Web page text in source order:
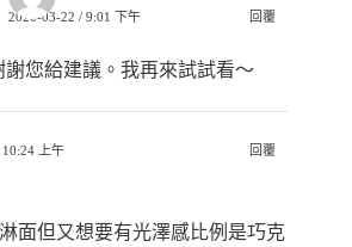
2020-03-22 / 9:01 下午 回覆
謝您給建議。我再來試試看～
上午 回覆
面但又想要有光澤感比例是巧克